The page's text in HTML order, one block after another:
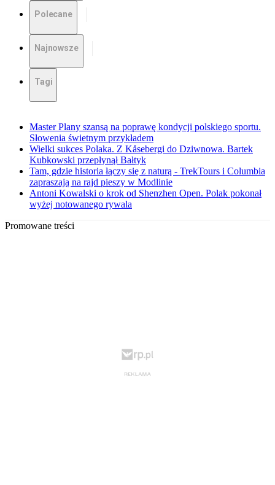
Polecane
Najnowsze
Tagi
Master Plany szansą na poprawę kondycji polskiego sportu.
Słowenia świetnym przykładem
Wielki sukces Polaka. Z Kåsebergi do Dziwnowa. Bartek
Kubkowski przepłynął Bałtyk
Tam, gdzie historia łączy się z naturą - TrekTours i Columbia
zapraszają na rajd pieszy w Modlinie
Antoni Kowalski o krok od Shenzhen Open. Polak pokonał
wyżej notowanego rywala
Promowane treści